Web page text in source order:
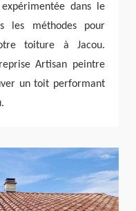
dans le
les méthodes pour
toiture à Jacou.
Artisan peintre
un toit performant